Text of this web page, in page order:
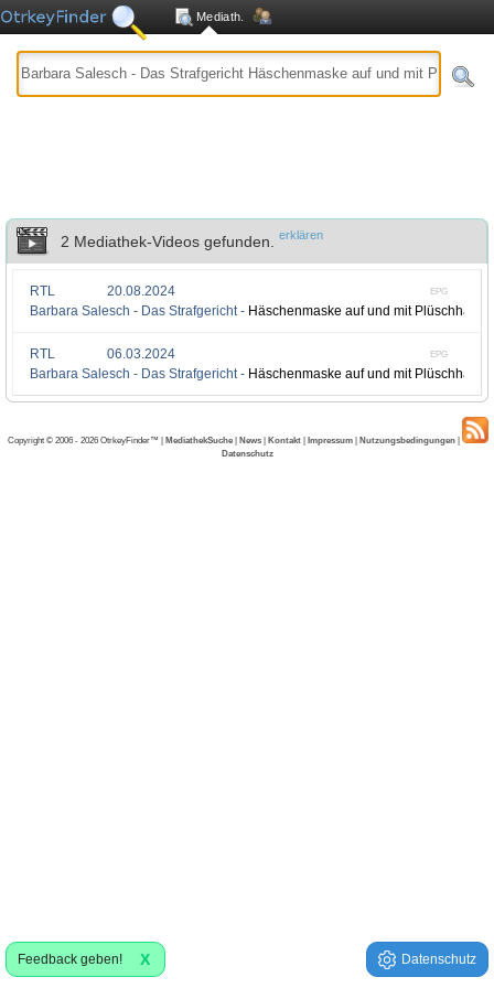
Mediath.
2 Mediathek-Videos gefunden. erklären
EPG
RTL
20.08.2024
Barbara Salesch - Das Strafgericht - Häschenmaske auf und mit
EPG
RTL
06.03.2024
Barbara Salesch - Das Strafgericht - Häschenmaske auf und mit
Copyright © 2006 - 2026 OtrkeyFinder™ | MediathekSuche | News | Kontakt | Impressum | Nutzungsbedingungen |
Datenschutz
Feedback geben! X Datenschutz